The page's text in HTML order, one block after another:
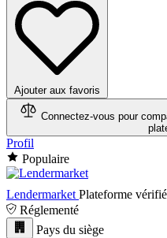
Ajouter aux favoris
Connectez-vous pour
Profil
Populaire
Lendermarket Plateforme
Réglementé
Pays du siège